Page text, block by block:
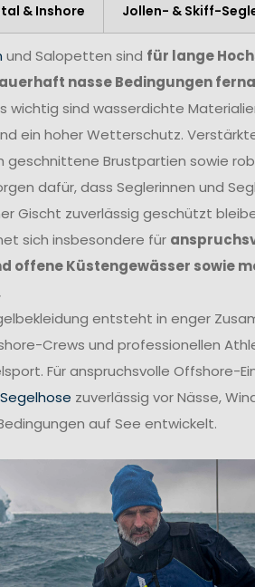
& Inshore Jollen- & Skiff-
und Salopetten sind für lange
nasse Bedingungen
wichtig sind wasserdichte
ein hoher Wetterschutz.
geschnittene Brustpartien sowie
dafür, dass Seglerinnen und
Gischt zuverlässig geschützt
sich insbesondere für
offene Küstengewässer sowie
entsteht in enger
Crews und professionellen
Für anspruchsvolle Offshore-
zuverlässig vor Nässe,
auf See entwickelt.